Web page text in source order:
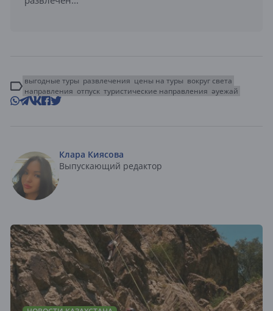
выгодные туры развлечения цены на туры вокруг света
направления отпуск туристические направления әуежай
Клара Киясова
Выпускающий редактор